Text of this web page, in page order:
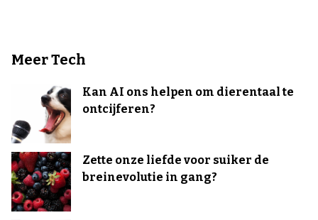
Meer Tech
Kan AI ons helpen om dierentaal te
ontcijferen?
Zette onze liefde voor suiker de
breinevolutie in gang?